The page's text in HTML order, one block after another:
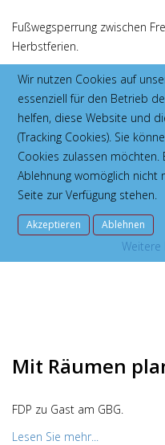
Fußwegsperrung zwischen
Herbstferien.
Lesen Sie mehr...
Stadtradeln
Alle Informationen zur
Mit Räumen
FDP zu Gast am GBG.
Lesen Sie mehr...
Wir nutzen Cookies auf
essenziell für den Betrieb
helfen, diese Website und
(Tracking Cookies). Sie
Cookies zulassen
Ablehnung womöglich
Seite zur Verfügung stehen.
Akzeptieren Ablehnen